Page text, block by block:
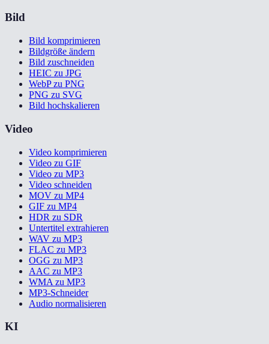
Bild
Bild komprimieren
Bildgröße ändern
Bild zuschneiden
HEIC zu JPG
WebP zu PNG
PNG zu SVG
Bild hochskalieren
Video
Video komprimieren
Video zu GIF
Video zu MP3
Video schneiden
MOV zu MP4
GIF zu MP4
HDR zu SDR
Untertitel extrahieren
WAV zu MP3
FLAC zu MP3
OGG zu MP3
AAC zu MP3
WMA zu MP3
MP3-Schneider
Audio normalisieren
KI